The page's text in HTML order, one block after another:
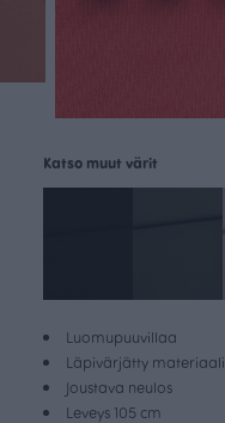
Luomupuuvillaa
Läpivärjätty materiaali
Joustava neulos
Leveys 105 cm
Katso muut värit